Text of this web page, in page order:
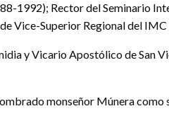
1992); Rector del Seminario
Vice-Superior Regional del
y Vicario Apostólico de San
monseñor Múnera